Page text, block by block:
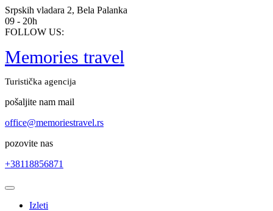
Skip
to
content
Srpskih vladara 2, Bela Palanka
09 - 20h
FOLLOW US:
Memories travel
Turistička agencija
pošaljite nam mail
office@memoriestravel.rs
pozovite nas
+38118856871
Open
ButtonIzleti